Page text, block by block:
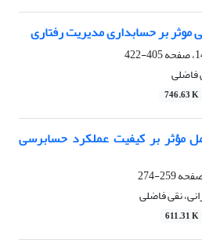
موثر بر حسابداری مدیریت رفتاری
405-422
فاضلی
746.63 K
مؤثر بر کیفیت عملکرد حسابرسی
259-274
نقی فاضلی
611.31 K